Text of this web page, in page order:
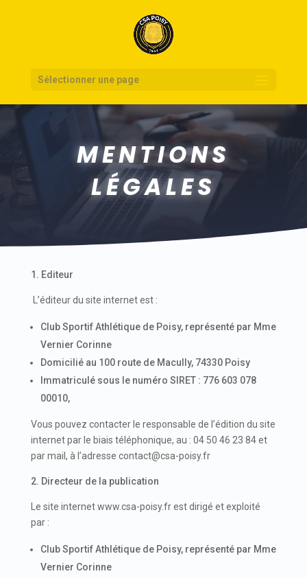
Sélectionner une page
MENTIONS
LÉGALES
1. Editeur
L’éditeur du site internet est :
Club Sportif Athlétique de Poisy, représenté par Mme
Vernier Corinne
Domicilié au 100 route de Macully, 74330 Poisy
Immatriculé sous le numéro SIRET : 776 603 078
00010,
Vous pouvez contacter le responsable de l’édition du site
internet par le biais téléphonique, au : 04 50 46 23 84 et
par mail, à l’adresse contact@csa-poisy.fr
2. Directeur de la publication
Le site internet www.csa-poisy.fr est dirigé et exploité
par :
Club Sportif Athlétique de Poisy, représenté par Mme
Vernier Corinne